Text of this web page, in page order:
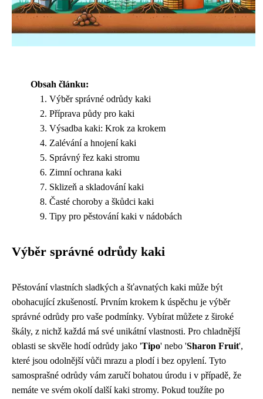
Obsah článku:
Výběr správné odrůdy kaki
Příprava půdy pro kaki
Výsadba kaki: Krok za krokem
Zalévání a hnojení kaki
Správný řez kaki stromu
Zimní ochrana kaki
Sklizeň a skladování kaki
Časté choroby a škůdci kaki
Tipy pro pěstování kaki v nádobách
Výběr správné odrůdy kaki
Pěstování vlastních sladkých a šťavnatých kaki může být
obohacující zkušeností. Prvním krokem k úspěchu je výběr
správné odrůdy pro vaše podmínky. Vybírat můžete z široké
škály, z nichž každá má své unikátní vlastnosti. Pro chladnější
oblasti se skvěle hodí odrůdy jako 'Tipo' nebo 'Sharon Fruit',
které jsou odolnější vůči mrazu a plodí i bez opylení. Tyto
samosprašné odrůdy vám zaručí bohatou úrodu i v případě, že
nemáte ve svém okolí další kaki stromy. Pokud toužíte po